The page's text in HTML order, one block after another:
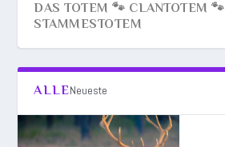
DAS TOTEM 🐾 CLANTOTEM 🐾
STAMMESTOTEM
ALLENeueste